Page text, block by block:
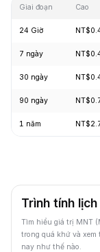
Giai đoạn Cao
24 Giờ
7 ngày
30 ngày
90 ngày
1 năm
Trình tính
Tìm hiểu giá trị MNT
trong quá khứ và xem
nay như thế nào.